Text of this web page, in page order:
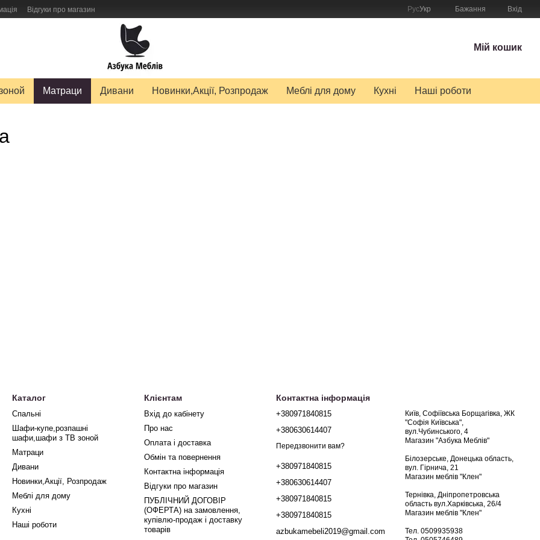
Відгуки про магазин
РусУкр Бажання Вхід
Мій кошик
Матраци Дивани Новинки,Акції, Розпродаж Меблі для дому Кухні Наші роботи
Каталог
Спальні
Шафи-купе,розпашні
шафи,шафи з ТВ зоной
Матраци
Дивани
Новинки,Акції, Розпродаж
Меблі для дому
Кухні
Наші роботи
Клієнтам
Вхід до кабінету
Про нас
Оплата і доставка
Обмін та повернення
Контактна інформація
Відгуки про магазин
ПУБЛІЧНИЙ ДОГОВІР
(ОФЕРТА) на замовлення,
купівлю-продаж і доставку
товарів
Контактна інформація
+380971840815
+380630614407
Передзвонити вам?
+380971840815
+380630614407
+380971840815
+380971840815
azbukamebeli2019@gmail.com
Київ, Софіївська Борщагівка, ЖК
"Софія Київська",
вул.Чубинського, 4
Магазин "Азбука Меблів"
Білозерське, Донецька область,
вул. Гірнича, 21
Магазин меблів "Клен"
Тернівка, Дніпропетровська
область вул.Харківська, 26/4
Магазин меблів "Клен"
Тел. 0509935938